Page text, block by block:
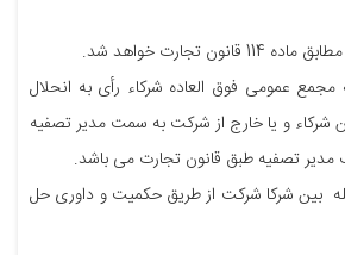
تجارت خواهد شد.
عمومی فوق العاده شرکاء رأی به انحلال
شرکاء و یا خارج از شرکت به سمت مدیر تصفیه
تصفیه طبق قانون تجارت می باشد.
بین شرکا شرکت از طریق حکمیت و داوری حل